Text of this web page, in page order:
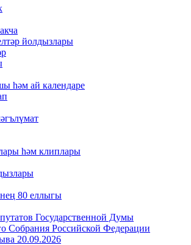
йолдызлары
һәм ай календаре
һәм клиплары
80 еллыгы
Государственной Думы
Собрания Российской Федерации
20.09.2026